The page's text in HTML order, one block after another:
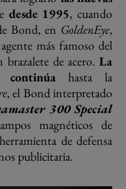
desde 1995, cuando
Bond, en GoldenEye,
más famoso del
brazalete de acero.La
continúahasta la
, el Bond interpretado
300 Special
magnéticos de
de defensa
publicitaria.